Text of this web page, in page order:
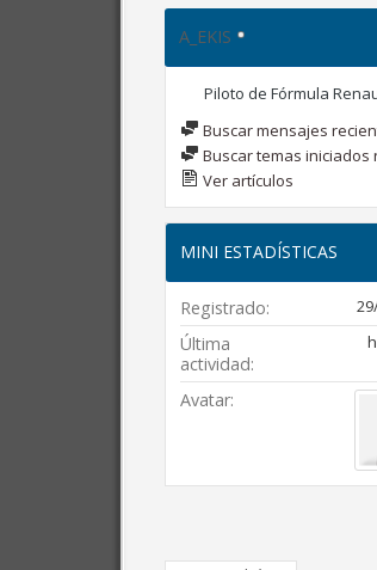
A_EKIS
Piloto de Fórmula
Buscar mensajes
Buscar temas iniciados
Ver artículos
MINI ESTADÍSTICAS
Registrado
Última
actividad
Avatar